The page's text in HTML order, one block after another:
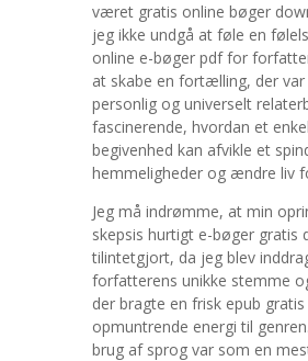
været gratis online bøger
jeg ikke undgå at føle en
online e-bøger pdf for
at skabe en fortælling, der
personlig og universelt
fascinerende, hvordan et
begivenhed kan afvikle et
hemmeligheder og ændre liv
Jeg må indrømme, at min
skepsis hurtigt e-bøger gratis
tilintetgjort, da jeg blev
forfatterens unikke stemme
der bragte en frisk epub
opmuntrende energi til
brug af sprog var som en